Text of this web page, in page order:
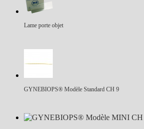
Lame porte objet
GYNEBIOPS® Modèle Standard CH 9